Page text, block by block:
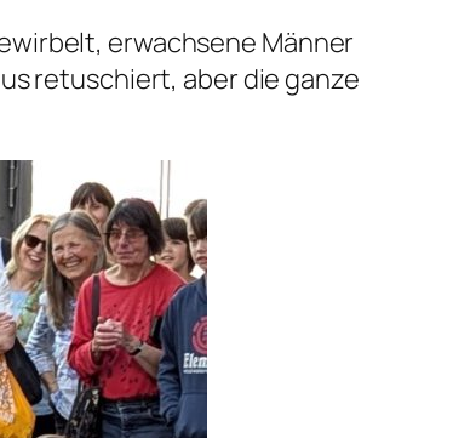
erwachsene Männer
retuschiert, aber die ganze